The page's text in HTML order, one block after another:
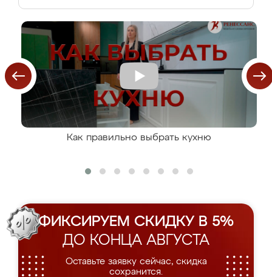
Как правильно выбрать кухню
ФИКСИРУЕМ СКИДКУ В 5%
ДО КОНЦА АВГУСТА
Оставьте заявку сейчас, скидка
сохранится.